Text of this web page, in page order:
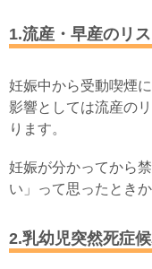
1.流産・早産のリ
妊娠中から受動喫煙
影響としては流産の
ります。
妊娠が分かってから
い」って思ったとき
2.乳幼児突然死症